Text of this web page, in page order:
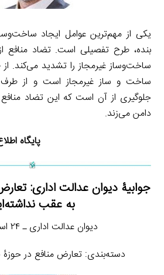
یکی از مهم‌ترین عوامل ایجاد
بنده، طرح تفصیلی است. تضاد منافع
ساخت‌وساز غیرمجاز را تشدید می‌کند. از
ساخت و ساز غیرمجاز است و از طرف
جلوگیری از آن است که این تضاد
دامن می‌زند.
پایگاه
جوابیۀ دیوان عدالت اداری:
به عقب
دیوان عدالت اداری ـ ۲۴ اسفند ۱۴۰۰
دسته‌بندی: تعارض منافع در